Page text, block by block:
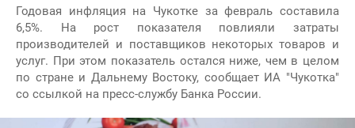
Годовая инфляция на Чукотке за февраль составила
6,5%. На рост показателя повлияли затраты
производителей и поставщиков некоторых товаров и
услуг. При этом показатель остался ниже, чем в целом
по стране и Дальнему Востоку, сообщает ИА "Чукотка"
со ссылкой на пресс-службу Банка России.